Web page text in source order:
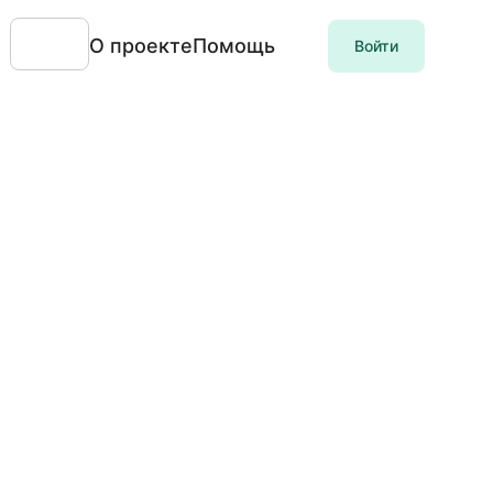
О проектеПомощь Войти